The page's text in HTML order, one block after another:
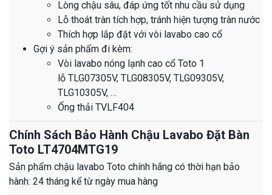
Lòng chậu sâu, đáp ứng tốt nhu cầu sử dụng
Lỗ thoát tràn tích hợp, tránh hiện tượng tràn nước
Thích hợp lắp đặt với vòi lavabo cao cổ
Gợi ý sản phẩm đi kèm:
Vòi lavabo nóng lạnh cao cổ Toto 1
lỗ TLG07305V, TLG08305V, TLG09305V,
TLG10305V, …
Ống thải TVLF404
Chính Sách Bảo Hành Chậu Lavabo Đặt Bàn
Toto LT4704MTG19
Sản phẩm chậu lavabo Toto chính hãng có thời hạn bảo
hành: 24 tháng kể từ ngày mua hàng